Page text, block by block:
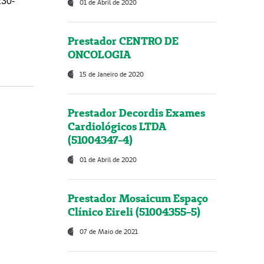
01 de Abril de 2020
Prestador CENTRO DE
ONCOLOGIA
15 de Janeiro de 2020
Prestador Decordis Exames
Cardiológicos LTDA
(51004347-4)
01 de Abril de 2020
Prestador Mosaicum Espaço
Clínico Eireli (51004355-5)
07 de Maio de 2021